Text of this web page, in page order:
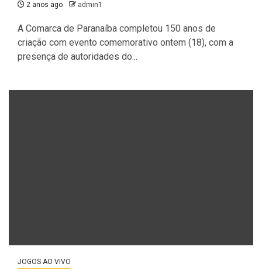
2 anos ago admin1
A Comarca de Paranaíba completou 150 anos de
criação com evento comemorativo ontem (18), com a
presença de autoridades do...
JOGOS AO VIVO